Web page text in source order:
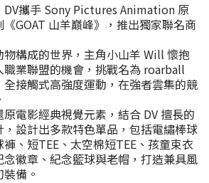
DV攜手 Sony Pictures Animation 原
GOAT 山羊巔峰》，推出獨家聯名商
構成的世界，主角小山羊 Will 懷抱
職業聯盟的機會，挑戰名為 roarball
接觸式高強度運動，在強者雲集的競
電影經典視覺元素，結合 DV 擅長的
設計出多款特色單品，包括電繡棒球
、短TEE、太空棉短TEE、孩童束衣
徽章、紀念籃球與老帽，打造兼具風
備。